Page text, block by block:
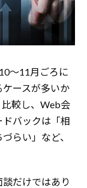
～11月ごろに
ースが多いか
較し、Web会
バックは「相
らい」など、
だけではあり